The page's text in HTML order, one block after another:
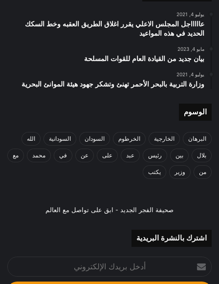
يوليو 4, 2021
عاااااجل المجلس الاعلي يقرر اغلاق الطريق العقبه وخط السكك
الحديد في هذه المواعيد
مايو 4, 2023
بيان جديد من القيادة العام للقوات المسلحة
يوليو 4, 2021
وزارة التربية بالبحر الأحمر تهنئ وتشكر جهود هيئة الموانئ البحرية
الوسوم
البرهان الخارجية الخرطوم السودان السودانية الله
بلال بين رئيس عبد على عن في محمد مع
من وزير يكتب
صحيفة الفجر الجديد - ابق على تواصل مع العالم
اشترك بالنشرة البريدية
بريدك
الإلكتروني